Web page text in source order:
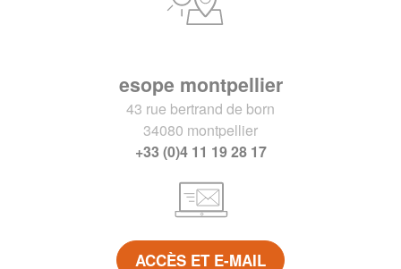
esope montpellier
43 rue bertrand de born
34080 montpellier
+33 (0)4 11 19 28 17
ACCÈS ET E-MAIL